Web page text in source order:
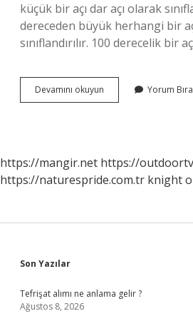
küçük bir açı dar açı olarak
dereceden büyük herhangi bir
sınıflandırılır. 100 derecelik bir
Devamını okuyun Bütünler
Açı
Yorum
https://mangir.net https://
https://naturespride.com.tr knight
Sidebar
Son Yazılar
Tefrişat alımı ne anlama gelir ?
Ağustos 8, 2026